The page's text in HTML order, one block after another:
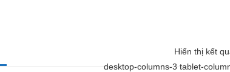
Hiển thị kết
desktop-columns-3 tablet-